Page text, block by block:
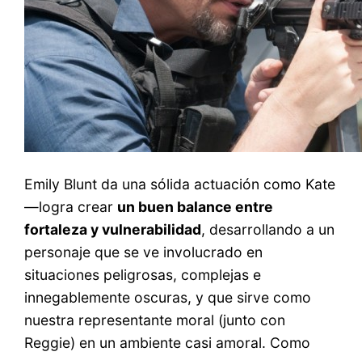
Emily Blunt da una sólida actuación como Kate
—logra crear un buen balance entre
fortaleza y vulnerabilidad, desarrollando a un
personaje que se ve involucrado en
situaciones peligrosas, complejas e
innegablemente oscuras, y que sirve como
nuestra representante moral (junto con
Reggie) en un ambiente casi amoral. Como